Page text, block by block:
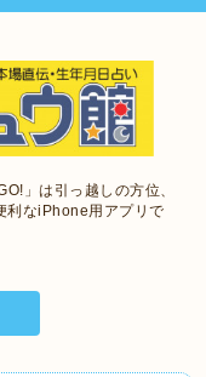
」は引っ越しの方位、
利なiPhone用アプリで